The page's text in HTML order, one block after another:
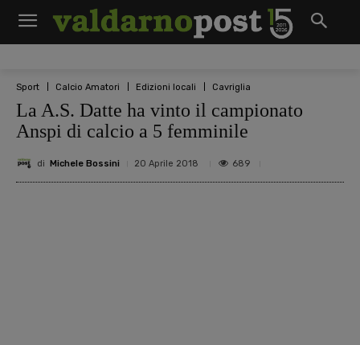
Sport Calcio Amatori Edizioni locali Cavriglia
La A.S. Datte ha vinto il campionato
Anspi di calcio a 5 femminile
di Michele Bossini 20 Aprile 2018 689